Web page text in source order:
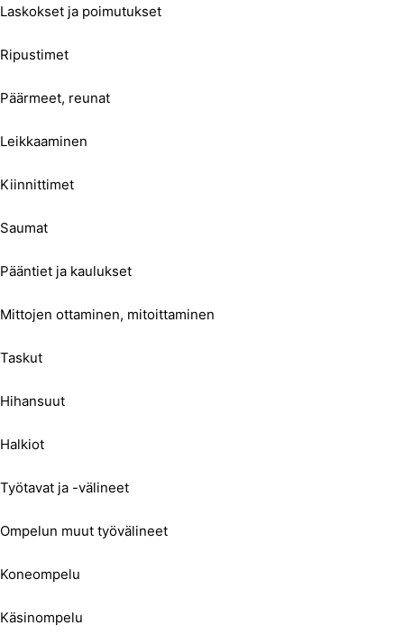
Laskokset ja poimutukset
Ripustimet
Päärmeet, reunat
Leikkaaminen
Kiinnittimet
Saumat
Pääntiet ja kaulukset
Mittojen ottaminen, mitoittaminen
Taskut
Hihansuut
Halkiot
Työtavat ja -välineet
Ompelun muut työvälineet
Koneompelu
Käsinompelu